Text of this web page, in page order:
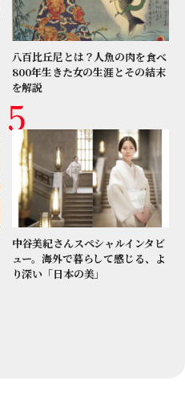
八百比丘尼とは？人魚の肉を食べ
800年生きた女の生涯とその結末
を解説
中谷美紀さんスペシャルインタビ
ュー。海外で暮らして感じる、よ
り深い「日本の美」